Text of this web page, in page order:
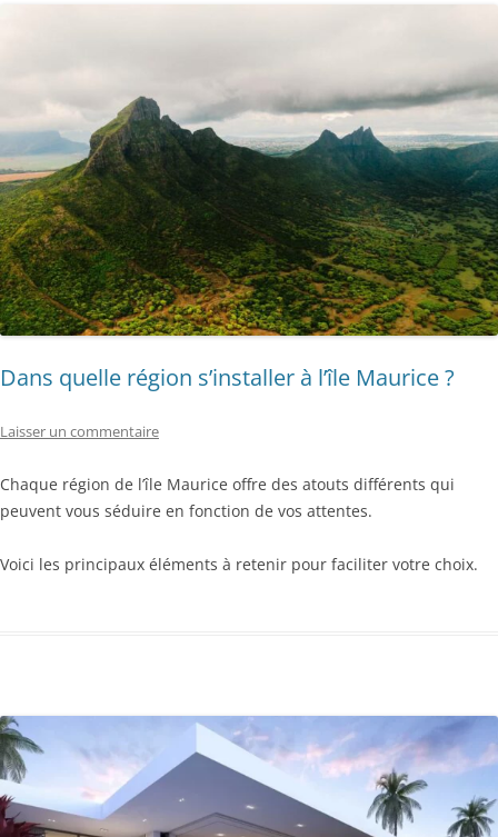
Dans quelle région s’installer à l’île Maurice ?
Laisser un commentaire
Chaque région de l’île Maurice offre des atouts différents qui
peuvent vous séduire en fonction de vos attentes.
Voici les principaux éléments à retenir pour faciliter votre choix.